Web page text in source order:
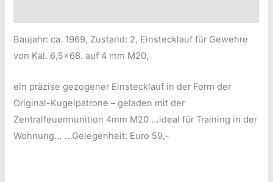
Baujahr: ca. 1969, Zustand: 2, Einstecklauf für Gewehre
von Kal. 6,5×68. auf 4 mm M20,
ein präzise gezogener Einstecklauf in der Form der
Original-Kugelpatrone – geladen mit der
Zentralfeuermunition 4mm M20 …ideal für Training in der
Wohnung… …Gelegenheit: Euro 59,-